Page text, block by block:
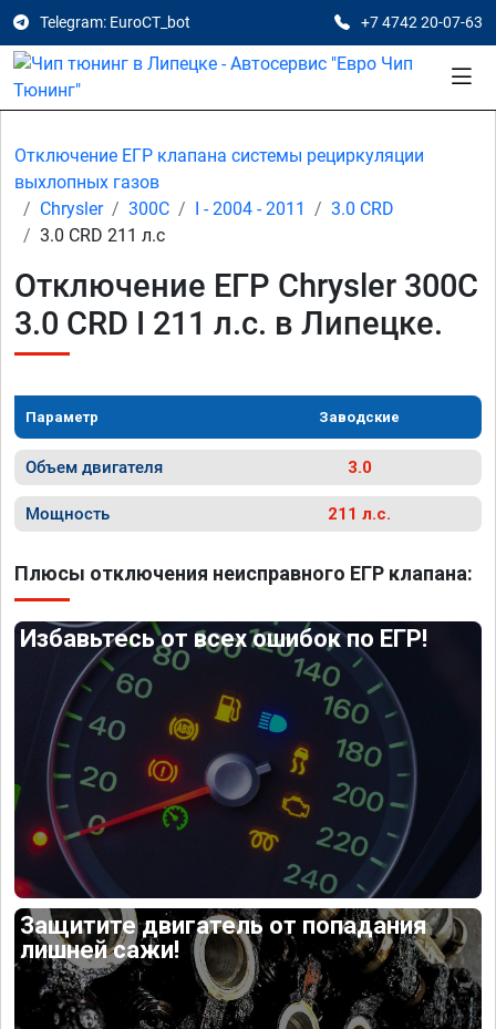
Telegram: EuroCT_bot +7 4742 20-07-63
Отключение ЕГР клапана системы рециркуляции
выхлопных газов
Chrysler
300C I - 2004 - 2011
3.0 CRD
3.0 CRD 211 л.с
Отключение ЕГР Chrysler 300C
3.0 CRD I 211 л.с. в Липецке.
Параметр Заводские
Объем двигателя 3.0
Мощность 211 л.с.
Плюсы отключения неисправного ЕГР клапана:
Избавьтесь от всех ошибок по ЕГР!
Защитите двигатель от попадания
лишней сажи!